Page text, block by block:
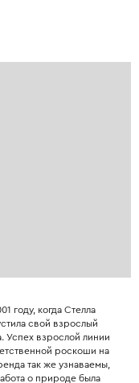
году, когда Стелла
свой взрослый
Успех взрослой линии
роскоши на
так же узнаваемы,
о природе была